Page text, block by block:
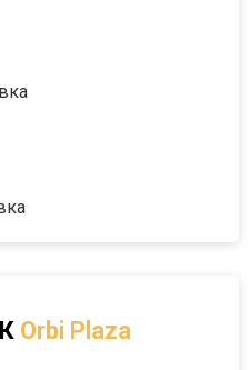
Orbi Plaza